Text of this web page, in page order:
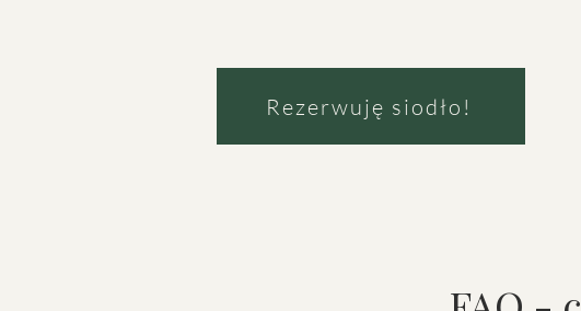
Rezerwuję siodło!